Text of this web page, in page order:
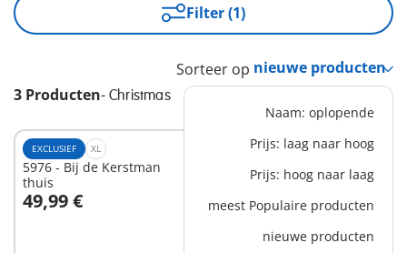
Filter (1)
3 Producten- Christmas
Sorteer op
Naam: oplopende
Prijs: laag naar hoog
Prijs: hoog naar laag
meest Populaire producten
nieuwe producten
EXCLUSIEF XL
5976 - Bij de Kerstman
thuis
49,99 €
EXCLUSIEF XL
6629 - PLAYMOBIL XXL
Kerstman
59,99 € -25%
44,99 €
In winkelwagen